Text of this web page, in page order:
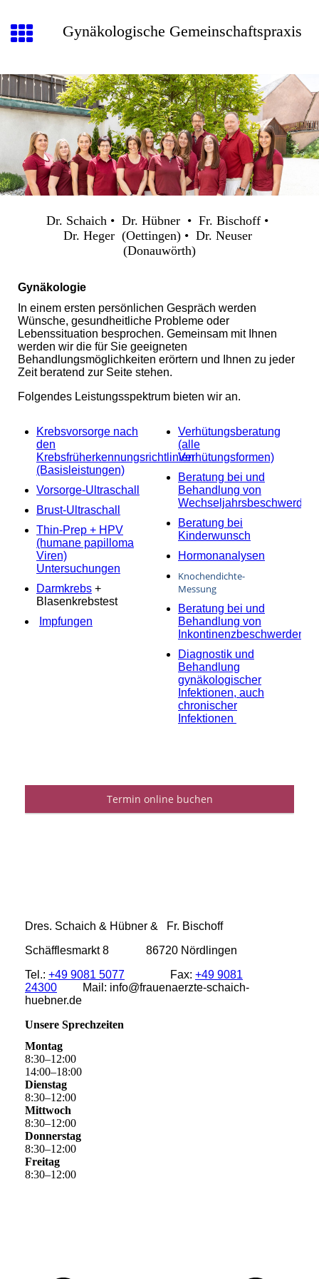
Gynäkologische Gemeinschaftspraxis
Dr. Schaich • Dr. Hübner • Fr. Bischoff •
Dr. Heger (Oettingen) • Dr. Neuser
(Donauwörth)
Gynäkologie
In einem ersten persönlichen Gespräch werden
Wünsche, gesundheitliche Probleme oder
Lebenssituation besprochen. Gemeinsam mit Ihnen
werden wir die für Sie geeigneten
Behandlungsmöglichkeiten erörtern und Ihnen zu jeder
Zeit beratend zur Seite stehen.
Folgendes Leistungsspektrum bieten wir an.
Krebsvorsorge nach
den
Krebsfrüherkennungsrichtlinien
(Basisleistungen)
Vorsorge-Ultraschall
Brust-Ultraschall
Thin-Prep + HPV
(humane papilloma
Viren)
Untersuchungen
Darmkrebs +
Blasenkrebstest
Impfungen
Verhütungsberatung
(alle
Verhütungsformen)
Beratung bei und
Behandlung von
Wechseljahrsbeschwerden
Beratung bei
Kinderwunsch
Hormonanalysen
Knochendichte-
Messung
Beratung bei und
Behandlung von
Inkontinenzbeschwerden
Diagnostik und
Behandlung
gynäkologischer
Infektionen, auch
chronischer
Infektionen
Dres. Schaich & Hübner & Fr. Bischoff
Schäfflesmarkt 8 86720 Nördlingen
Tel.: +49 9081 5077 Fax: +49 9081
24300 Mail: info@frauenaerzte-schaich-
huebner.de
Unsere Sprechzeiten
Montag
8:30–12:00
14:00–18:00
Dienstag
8:30–12:00
Mittwoch
8:30–12:00
Donnerstag
8:30–12:00
Freitag
8:30–12:00